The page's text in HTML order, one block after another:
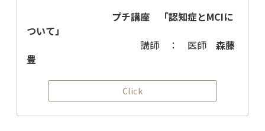
プチ講座 「認知症とMCIに
ついて」
講師 ： 医師 森藤
豊
Click